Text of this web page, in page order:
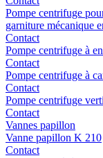
Pompe centrifuge
garniture mécanique
Contact
Pompe centrifuge à
Contact
Pompe centrifuge à
Contact
Pompe centrifuge
Contact
Vannes papillon
Vanne papillon K 210
Contact